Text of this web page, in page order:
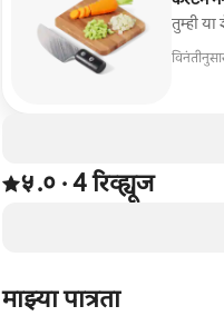
तुम्ही
4 रिव्ह्यूजमधून 5 पैकी ५.० स्टार्स रेटिंग
५.०
,
·4 रिव्ह्यूज
माझ्या पात्रता